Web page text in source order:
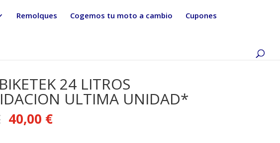
Remolques Cogemos tu moto a cambio
Cupones
24 LITROS
ULTIMA UNIDAD*
40,00 €